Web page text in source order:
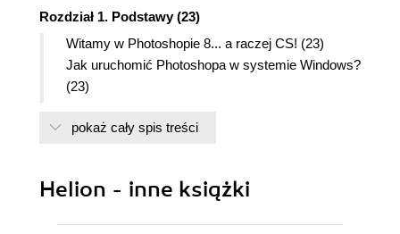
Rozdział 1. Podstawy (23)
Witamy w Photoshopie 8... a raczej CS! (23)
Jak uruchomić Photoshopa w systemie Windows?
(23)
(23)
Opcje dostępne w menu głównym (26)
pokaż cały spis treści
Helion - inne książki